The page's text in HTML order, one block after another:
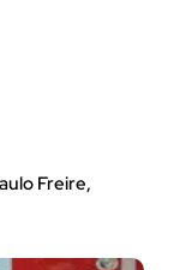
Freire,